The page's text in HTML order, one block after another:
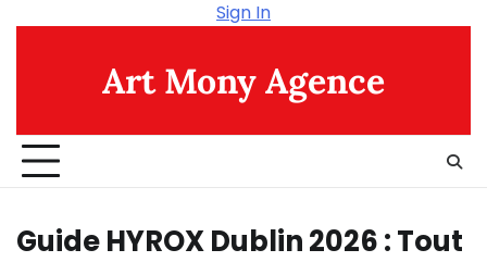
Sign In
Art Mony Agence
Guide HYROX Dublin 2026 : Tout